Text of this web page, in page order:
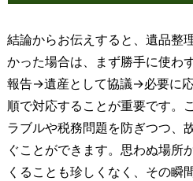
結論からお伝えすると、遺品整
かった場合は、まず勝手に使わ
報告→遺産として協議→必要に
順で対応することが重要です。
ラブルや税務問題を防ぎつつ、
ぐことができます。思わぬ場所
くることも珍しくなく、その瞬